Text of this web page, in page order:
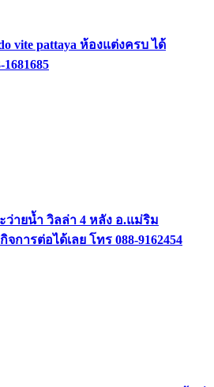
vite pattaya ห้องแต่งครบ ได้
ายน้ำ วิลล่า 4 หลัง อ.แม่ริม
การต่อได้เลย โทร 088-9162454